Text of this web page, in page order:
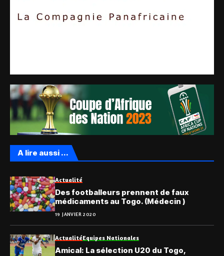
A lire aussi ...
Actualité
Des footballeurs prennent de faux
médicaments au Togo. (Médecin )
19 JANVIER 2020
ActualitéEquipes Nationales
Amical: La sélection U20 du Togo,